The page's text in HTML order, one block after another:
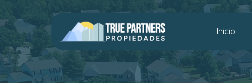
Inicio